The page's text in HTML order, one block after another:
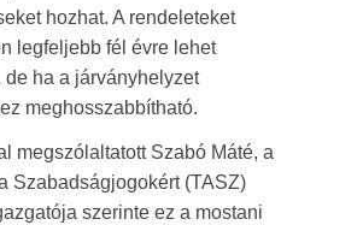
hozhat. A rendeleteket
legfeljebb fél évre lehet
de ha a járványhelyzet
meghosszabbítható.
megszólaltatott Szabó Máté, a
Szabadságjogokért (TASZ)
szerinte ez a mostani